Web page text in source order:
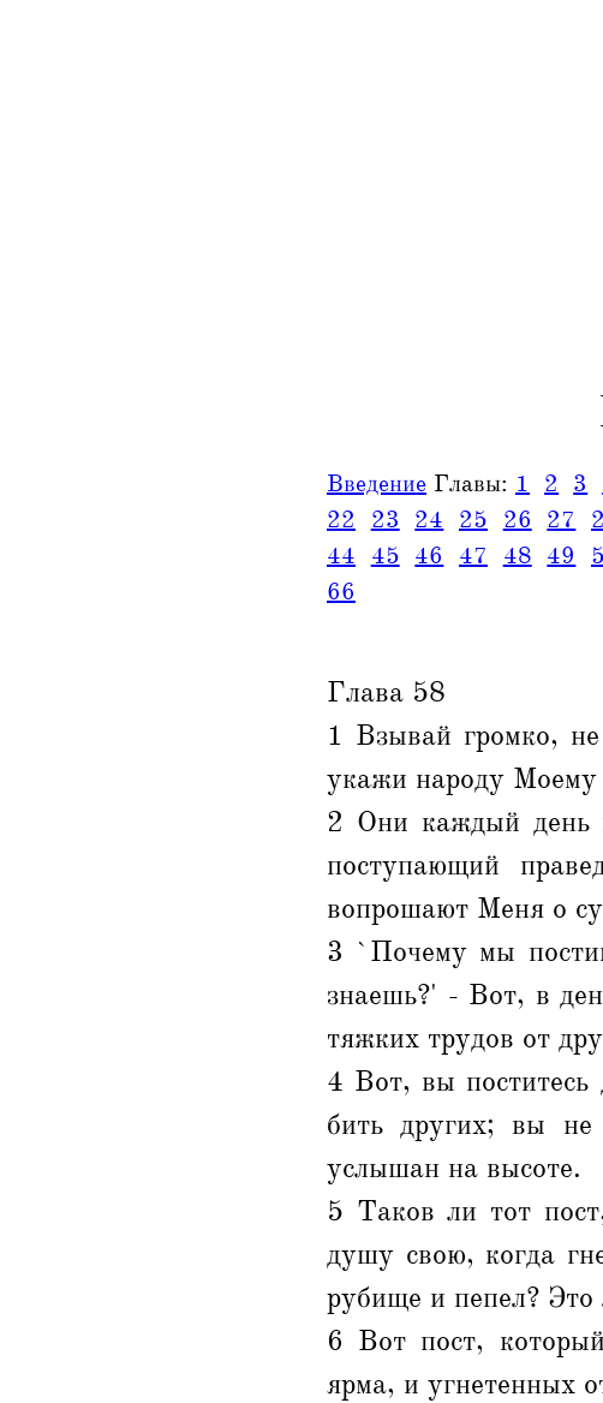
Введение Главы: 1 2 3
22
23 24 25 26 27
44 45 46 47 48 49
66
Глава 58
1 Взывай громко,
укажи народу Моему
2 Они каждый день
поступающий
вопрошают Меня о
3 `Почему мы
знаешь?' - Вот, в
тяжких трудов от
4 Вот, вы поститесь
бить других; вы
услышан на высоте.
5 Таков ли тот
душу свою, когда
рубище и пепел?
6 Вот пост,
ярма, и угнетенных